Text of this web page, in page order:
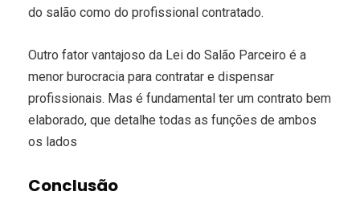
do salão como do profissional contratado.
Outro fator vantajoso da Lei do Salão Parceiro é a
menor burocracia para contratar e dispensar
profissionais. Mas é fundamental ter um contrato bem
elaborado, que detalhe todas as funções de ambos
os lados
Conclusão